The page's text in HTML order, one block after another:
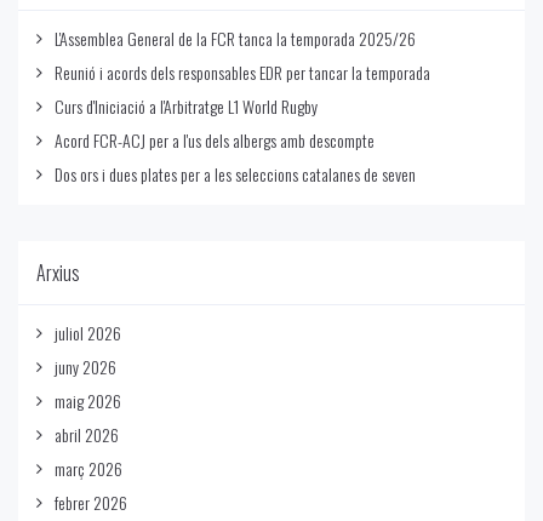
L'Assemblea General de la FCR tanca la temporada 2025/26
Reunió i acords dels responsables EDR per tancar la temporada
Curs d'Iniciació a l'Arbitratge L1 World Rugby
Acord FCR-ACJ per a l'us dels albergs amb descompte
Dos ors i dues plates per a les seleccions catalanes de seven
Arxius
juliol 2026
juny 2026
maig 2026
abril 2026
març 2026
febrer 2026